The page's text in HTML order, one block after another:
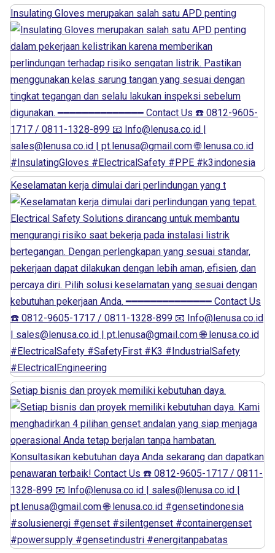
Insulating Gloves merupakan salah satu APD penting
Keselamatan kerja dimulai dari perlindungan yang t
Setiap bisnis dan proyek memiliki kebutuhan daya.